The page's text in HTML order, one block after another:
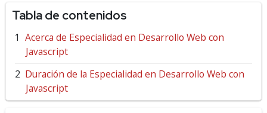
Tabla de contenidos
Acerca de Especialidad en Desarrollo Web con
Javascript
Duración de la Especialidad en Desarrollo Web con
Javascript